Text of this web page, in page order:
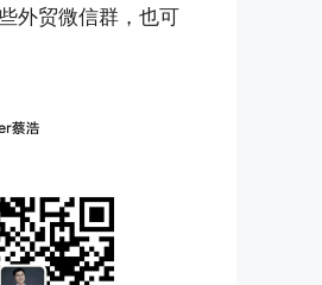
外贸微信群，也可